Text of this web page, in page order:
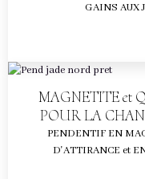
GAINS AUX
MAGNETITE et
POUR LA
PENDENTIF EN
D'ATTIRANCE et